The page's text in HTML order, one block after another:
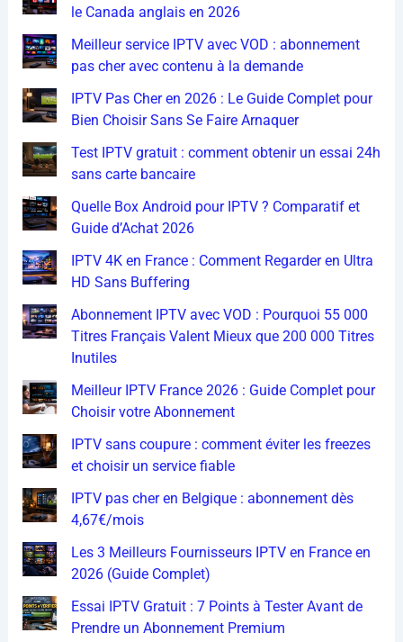
le Canada anglais en 2026
Meilleur service IPTV avec VOD : abonnement
pas cher avec contenu à la demande
IPTV Pas Cher en 2026 : Le Guide Complet pour
Bien Choisir Sans Se Faire Arnaquer
Test IPTV gratuit : comment obtenir un essai 24h
sans carte bancaire
Quelle Box Android pour IPTV ? Comparatif et
Guide d’Achat 2026
IPTV 4K en France : Comment Regarder en Ultra
HD Sans Buffering
Abonnement IPTV avec VOD : Pourquoi 55 000
Titres Français Valent Mieux que 200 000 Titres
Inutiles
Meilleur IPTV France 2026 : Guide Complet pour
Choisir votre Abonnement
IPTV sans coupure : comment éviter les freezes
et choisir un service fiable
IPTV pas cher en Belgique : abonnement dès
4,67€/mois
Les 3 Meilleurs Fournisseurs IPTV en France en
2026 (Guide Complet)
Essai IPTV Gratuit : 7 Points à Tester Avant de
Prendre un Abonnement Premium